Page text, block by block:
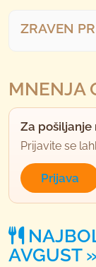
ZRAVEN
MNENJA
Za pošiljanje
Prijavite se
Prijava
AVGUST